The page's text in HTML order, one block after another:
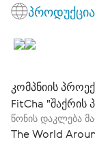
კომპნიის
FitCha "შაქრის
წონის დაკლება
The World